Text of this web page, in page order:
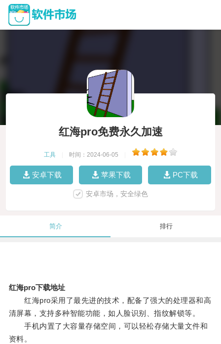
红海pro免费永久加速
工具 时间：2024-06-05
安卓下载 苹果下载 PC下载
安卓市场，安全绿色
简介 排行
红海pro下载地址
红海pro采用了最先进的技术，配备了强大的处理器和高
清屏幕，支持多种智能功能，如人脸识别、指纹解锁等。
手机内置了大容量存储空间，可以轻松存储大量文件和
资料。